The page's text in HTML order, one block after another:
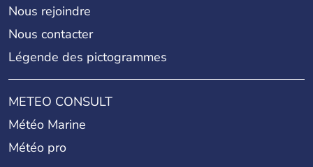
Nous rejoindre
Nous contacter
Légende des pictogrammes
METEO CONSULT
Météo Marine
Météo pro